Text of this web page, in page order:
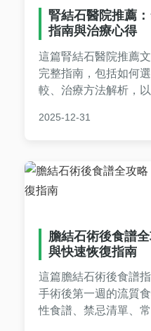
腎結石醫院推薦
指南與治療心得
這篇腎結石醫院推薦
完整指南，包括如何
較、治療方法解析，
到最適合的腎結石醫
2025-12-31
膽結石術後食譜
與快速恢復指南
這篇膽結石術後食譜
手術後第一週的流質
性食譜、禁忌清單、